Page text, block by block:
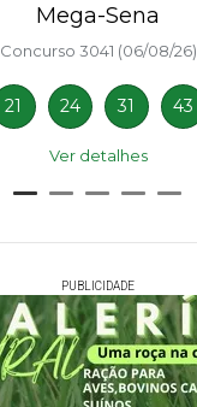
Mega-Sena
Concurso 3041 (06/08/26)
21 24 31 43
Ver detalhes
PUBLICIDADE